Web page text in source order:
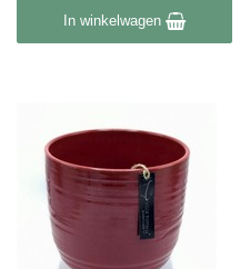
In winkelwagen